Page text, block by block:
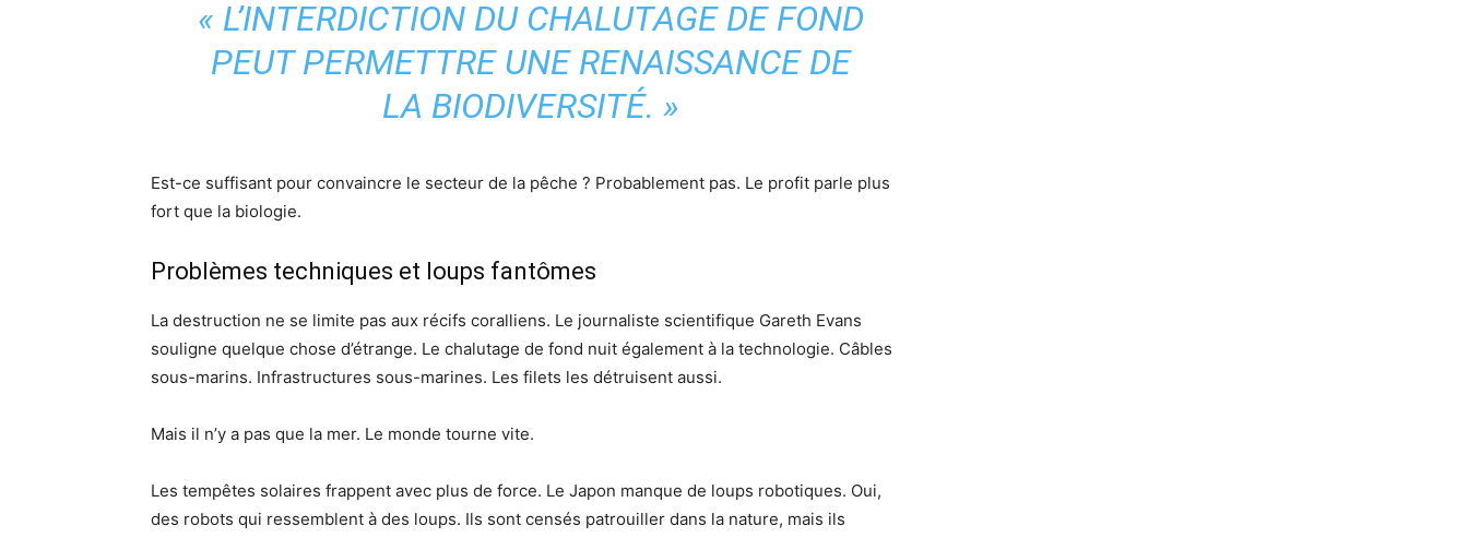
« L’INTERDICTION DU CHALUTAGE DE FOND
PEUT PERMETTRE UNE RENAISSANCE DE
LA BIODIVERSITÉ. »
Est-ce suffisant pour convaincre le secteur de la pêche ? Probablement pas. Le profit parle plus
fort que la biologie.
Problèmes techniques et loups fantômes
La destruction ne se limite pas aux récifs coralliens. Le journaliste scientifique Gareth Evans
souligne quelque chose d’étrange. Le chalutage de fond nuit également à la technologie. Câbles
sous-marins. Infrastructures sous-marines. Les filets les détruisent aussi.
Mais il n’y a pas que la mer. Le monde tourne vite.
Les tempêtes solaires frappent avec plus de force. Le Japon manque de loups robotiques. Oui,
des robots qui ressemblent à des loups. Ils sont censés patrouiller dans la nature, mais ils